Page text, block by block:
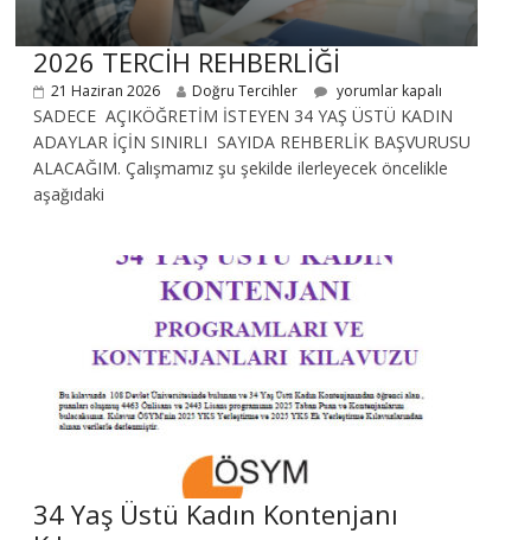
2026 TERCİH REHBERLİĞİ
21 Haziran 2026 Doğru Tercihler yorumlar kapalı
SADECE AÇIKÖĞRETİM İSTEYEN 34 YAŞ ÜSTÜ KADIN
ADAYLAR İÇİN SINIRLI SAYIDA REHBERLİK BAŞVURUSU
ALACAĞIM. Çalışmamız şu şekilde ilerleyecek öncelikle
aşağıdaki
34 Yaş Üstü Kadın Kontenjanı